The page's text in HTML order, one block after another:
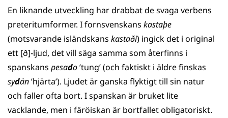
En liknande utveckling har drabbat de svaga verbens
preteritumformer. I fornsvenskans kastaþe
(motsvarande isländskans kastaði) ingick det i original
ett [ð]-ljud, det vill säga samma som återfinns i
spanskans pesado’tung’ (och faktiskt i äldre finskas
sydän’hjärta’). Ljudet är ganska flyktigt till sin natur
och faller ofta bort. I spanskan är bruket lite
vacklande, men i färöiskan är bortfallet obligatoriskt.